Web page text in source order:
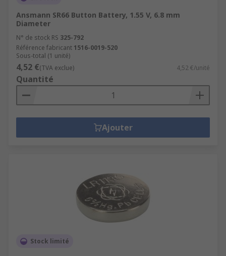
Ansmann SR66 Button Battery, 1.55 V, 6.8 mm
Diameter
N° de stock RS 325-792
Référence fabricant 1516-0019-520
Sous-total (1 unité)
4,52 €(TVA exclue) 4,52 €/unité
Quantité
Ajouter
Stock limité